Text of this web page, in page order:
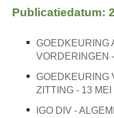
Publicatiedatum:
GOEDKEURING
VORDERINGEN
GOEDKEURING
ZITTING - 13 MEI
IGO DIV -